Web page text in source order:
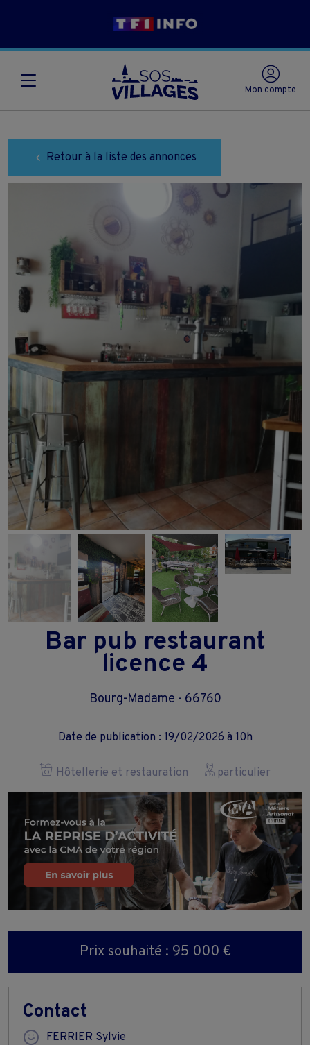
Mon compte
Retour à la liste des annonces
Bar pub restaurant
licence 4
Bourg-Madame - 66760
Date de publication : 19/02/2026 à 10h
Hôtellerie et restauration particulier
Prix souhaité : 95 000 €
Contact
FERRIER Sylvie